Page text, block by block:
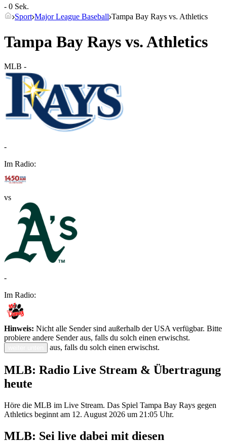
- 0 Sek.
Sport Major League Baseball Tampa Bay Rays vs. Athletics
Tampa Bay Rays vs. Athletics
MLB -
-
Im Radio:
vs
-
Im Radio:
Hinweis: Nicht alle Sender sind außerhalb der USA verfügbar. Bitte
probiere andere Sender aus, falls du solch einen erwischst.
aus, falls du solch einen erwischst.
MLB: Radio Live Stream & Übertragung
heute
Höre die MLB im Live Stream. Das Spiel Tampa Bay Rays gegen
Athletics beginnt am 12. August 2026 um 21:05 Uhr.
MLB: Sei live dabei mit diesen